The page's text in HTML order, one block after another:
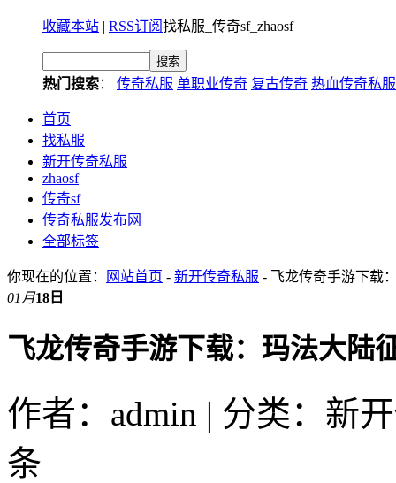
收藏本站 | RSS订阅找私服_传奇sf_zhaosf
热门搜索： 传奇私服 单职业传奇 复古传奇 热血传奇私服
首页
找私服
新开传奇私服
zhaosf
传奇sf
传奇私服发布网
全部标签
你现在的位置： 网站首页 - 新开传奇私服 - 飞龙传奇手游下载
01月18日
飞龙传奇手游下载：玛法大陆
作者：admin | 分类：新
条